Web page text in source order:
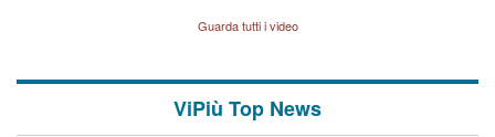
Lavarra: più avvincenti di
quelle di... Barbara D'UrsoGuarda tutti i video
ViPiù Top News